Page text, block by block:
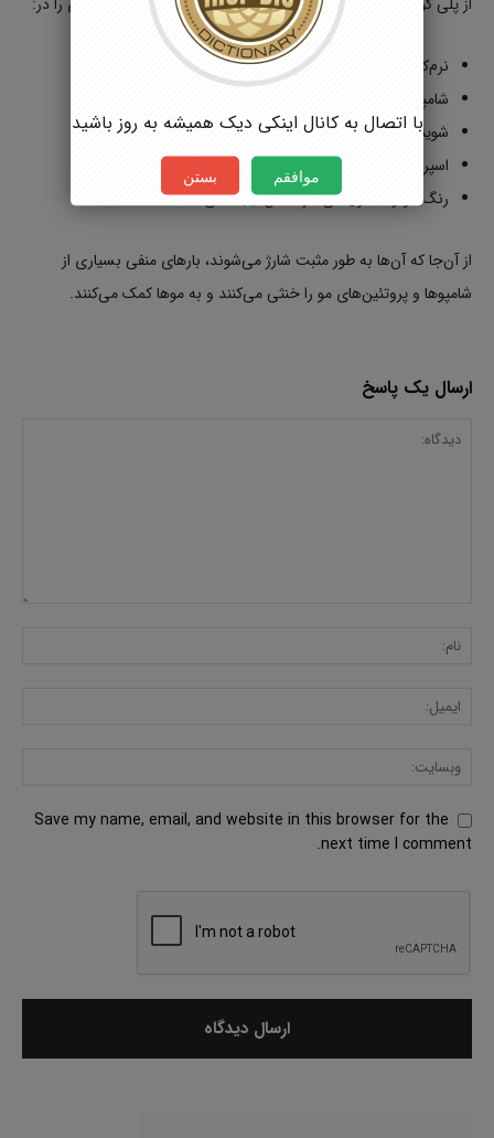
نرم‌کننده
شامپو
شوینده‌ی مو
اسپری مو
رنگ مو و محلول‌های لنز تماس ایجاد می‌کنند.
از آن‌جا که آن‌ها به طور مثبت شارژ می‌شوند، بارهای منفی بسیاری از
شامپوها و پروتئین‌های مو را خنثی می‌کنند و به موها کمک می‌کنند.
ارسال یک پاسخ
Save my name, email, and website in this browser for the
next time I comment.
با اتصال به کانال اینکی دیک همیشه به روز باشید
موافقم بستن